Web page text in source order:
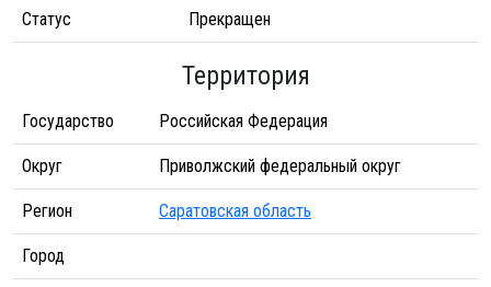
Статус Прекращен
Территория
Государство Российская Федерация
Округ Приволжский федеральный округ
Регион Саратовская область
Город